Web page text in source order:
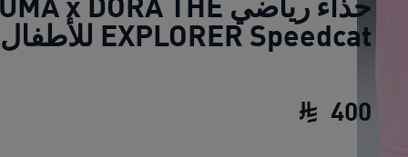
EXPLORER Speedcat للأطفال
400